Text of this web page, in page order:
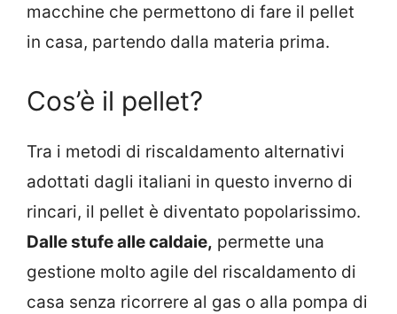
macchine che permettono di fare il pellet
in casa, partendo dalla materia prima.
Cos’è il pellet?
Tra i metodi di riscaldamento alternativi
adottati dagli italiani in questo inverno di
rincari, il pellet è diventato popolarissimo.
Dalle stufe alle caldaie, permette una
gestione molto agile del riscaldamento di
casa senza ricorrere al gas o alla pompa di